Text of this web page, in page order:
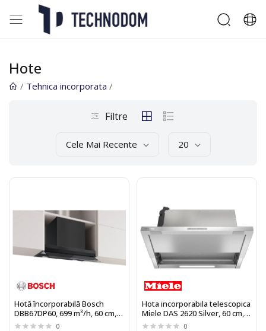
Hote
/ Tehnica incorporata /
Filtre
Cele Mai Recente 20
Hotă încorporabilă Bosch
DBB67DP60, 699 m³/h, 60 cm,
negru mat, Seria I 6
0
Hota incorporabila telescopica
Miele DAS 2620 Silver, 60 cm,
555 m³/h, Clasa A
0